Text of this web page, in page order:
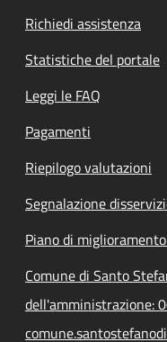
Richiedi assistenza
Statistiche del portale
Leggi le FAQ
Pagamenti
Riepilogo valutazioni
Segnalazione
Piano di
Comune di Santo
dell'amministrazione: